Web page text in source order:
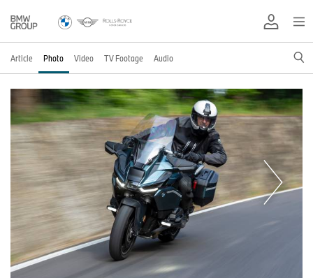
Article Photo Video TV Footage Audio